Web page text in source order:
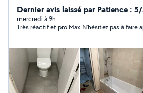
de bain clé en main - installation de
Dépannage - VMC
Dernier avis laissé par Patience :
mercredi à 9h
Très réactif et pro Max N’hésitez pas